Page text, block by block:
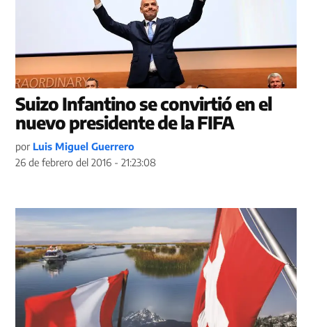
Suizo Infantino se convirtió en el
nuevo presidente de la FIFA
por Luis Miguel Guerrero
26 de febrero del 2016 - 21:23:08